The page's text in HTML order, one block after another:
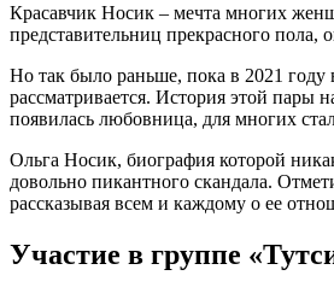
Красавчик Носик – мечта многих
представительниц прекрасного пола,
Но так было раньше, пока в 2021 году
рассматривается. История этой пары
появилась любовница, для многих
Ольга Носик, биография которой
довольно пикантного скандала.
рассказывая всем и каждому о ее
Участие в группе